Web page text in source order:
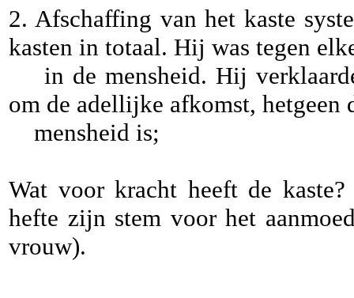
2. Afschaffing van het kaste
kasten in totaal. Hij was tegen
in de mensheid. Hij
om de adellijke afkomst, hetgeen
mensheid is;
Wat voor kracht heeft de
hefte zijn stem voor het
vrouw).